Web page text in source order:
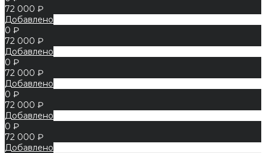
72 000 ₽
Добавлено
0 ₽
72 000 ₽
Добавлено
0 ₽
72 000 ₽
Добавлено
0 ₽
72 000 ₽
Добавлено
0 ₽
72 000 ₽
Добавлено